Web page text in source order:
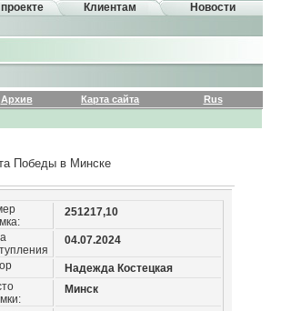
Клиентам Новости
Архив Карта сайта
Rus
Победы в Минске
251217,10
04.07.2024
Надежда Костецкая
Минск